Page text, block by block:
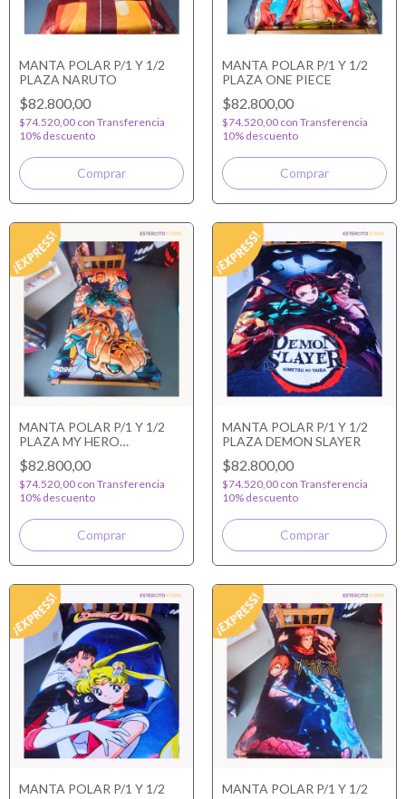
MANTA POLAR P/1 Y 1/2
PLAZA NARUTO
$82.800,00
$74.520,00 con Transferencia
10% descuento
MANTA POLAR P/1 Y 1/2
PLAZA ONE PIECE
$82.800,00
$74.520,00 con Transferencia
10% descuento
MANTA POLAR P/1 Y 1/2
PLAZA MY HERO
ACADEMIA
$82.800,00
$74.520,00 con Transferencia
10% descuento
MANTA POLAR P/1 Y 1/2
PLAZA DEMON SLAYER
$82.800,00
$74.520,00 con Transferencia
10% descuento
MANTA POLAR P/1 Y 1/2
MANTA POLAR P/1 Y 1/2